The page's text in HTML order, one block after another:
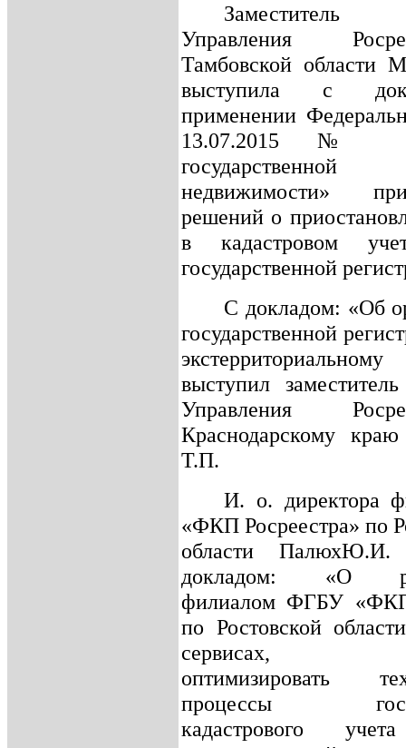
Заместитель
Управления
Тамбовской области
выступила с
применении
13.07.2015 №
государственной
недвижимости»
решений о
в кадастровом
государственной
С докладом: «Об
государственной
выступил
Управления
Краснодарскому
Т.П.
И. о. директора
«ФКП Росреестра» по
области
докладом: «О
филиалом ФГБУ «ФКП
по Ростовской
сервисах,
оптимизировать
процессы
кадастрового